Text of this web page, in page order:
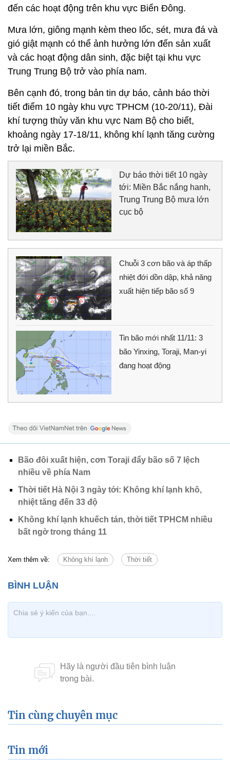
đến các hoạt động trên khu vực Biển Đông.
Mưa lớn, giông mạnh kèm theo lốc, sét, mưa đá và
gió giật mạnh có thể ảnh hưởng lớn đến sản xuất
và các hoạt động dân sinh, đặc biệt tại khu vực
Trung Trung Bộ trở vào phía nam.
Bên cạnh đó, trong bản tin dự báo, cảnh báo thời
tiết điểm 10 ngày khu vực TPHCM (10-20/11), Đài
khí tượng thủy văn khu vực Nam Bộ cho biết,
khoảng ngày 17-18/11, không khí lạnh tăng cường
trở lại miền Bắc.
Dự báo thời tiết 10 ngày
tới: Miền Bắc nắng hanh,
Trung Trung Bộ mưa lớn
cục bộ
Chuỗi 3 cơn bão và áp thấp
nhiệt đới dồn dập, khả năng
xuất hiện tiếp bão số 9
Tin bão mới nhất 11/11: 3
bão Yinxing, Toraji, Man-yi
đang hoạt động
Bão đôi xuất hiện, cơn Toraji đẩy bão số 7 lệch
nhiều về phía Nam
Thời tiết Hà Nội 3 ngày tới: Không khí lạnh khô,
nhiệt tăng đến 33 độ
Không khí lạnh khuếch tán, thời tiết TPHCM nhiều
bất ngờ trong tháng 11
Xem thêm về: Không khí lạnh Thời tiết
Tin cùng chuyên mục
Tin mới